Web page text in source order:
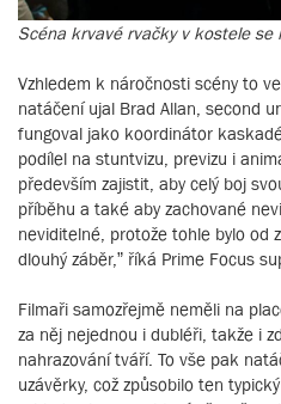
Scéna krvavé rvačky v kostele se
Vzhledem k náročnosti scény to
natáčení ujal Brad Allan, second
fungoval jako koordinátor
podílel na stuntvizu, previzu i
především zajistit, aby celý boj
příběhu a také aby zachované
neviditelné, protože tohle bylo od
dlouhý záběr,” říká Prime Focus
Filmaři samozřejmě neměli na
za něj nejednou i dubléři, takže i
nahrazování tváří. To vše pak
uzávěrky, což způsobilo ten